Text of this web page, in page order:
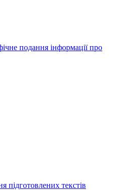
подання інформації про
підготовлених текстів